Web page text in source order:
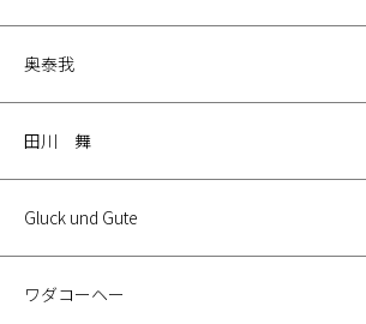
奥泰我
田川 舞
Gluck und Gute
ワダコーヘー